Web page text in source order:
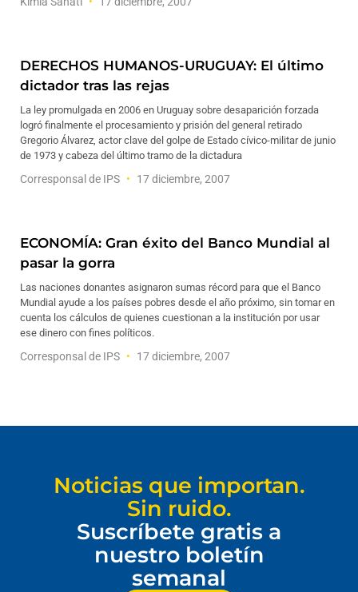
DERECHOS HUMANOS-URUGUAY: El último
dictador tras las rejas
La ley promulgada en 2006 en Uruguay sobre desaparición forzada
logró finalmente el procesamiento y prisión del general retirado
Gregorio Álvarez, actor clave del golpe de Estado cívico-militar de junio
de 1973 y cabeza del último tramo de la dictadura
Corresponsal de IPS 17 diciembre, 2007
ECONOMÍA: Gran éxito del Banco Mundial al
pasar la gorra
Las naciones donantes asignaron sumas récord para que el Banco
Mundial ayude a los países pobres desde el año próximo, sin tomar en
cuenta los cálculos de quienes cuestionan a la institución por usar
ese dinero con fines políticos.
Corresponsal de IPS 17 diciembre, 2007
Noticias que importan.
Sin ruido.
Suscríbete gratis a
nuestro boletín
semanal